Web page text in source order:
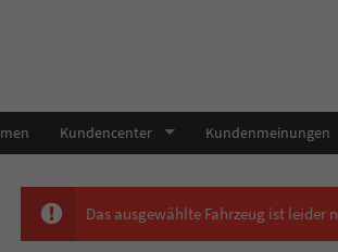
Kundencenter Kundenmeinungen
Das ausgewählte Fahrzeug ist leider